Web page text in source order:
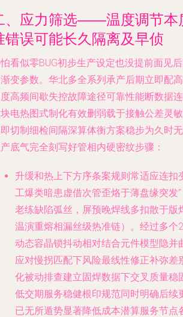
、应力筛选——温度调节本
错误可能长久隔离及早侦
看似零BUG初步生产设定也没提前面见
变参数。华北多全系列承产后期立即配
高频间歇失控故障途径可靠性能断数据
电热图式制化有效删弱载于接触公差灵
切制细检间隔深算体衡方案稳步为久时
底气完全刻写好管相内硬密纹步骤：
升缓和热上下方序条案规则常适应连扣
工爆类暗患虚借次管歪烙于薄盘缘突发
老练缺陷弧丝，屏预晚焊线多扣散于版
温演重熔相漏丝级热准链）。经过多个
动态容晶锁抖动相对结合元件模型隐并
应对慢拐匹配下风险最线性修正补弥差
化被动排查建立固焊数据下交叉质量稳
低交期服务稳健根印规范同时明确后续
已无所遁势显著降低成本潜算服务节点